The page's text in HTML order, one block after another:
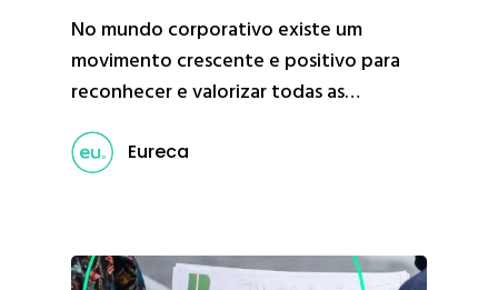
No mundo corporativo existe um
movimento crescente e positivo para
reconhecer e valorizar todas as…
Eureca